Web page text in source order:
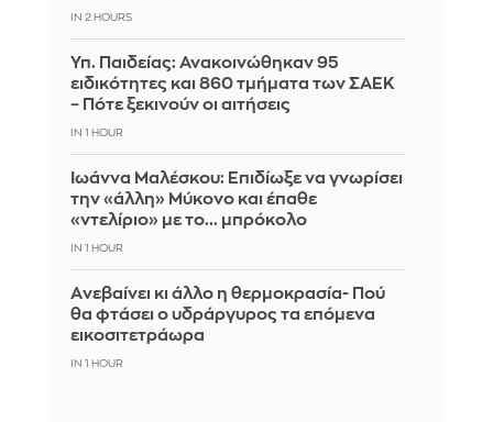
IN 2 HOURS
Υπ. Παιδείας: Ανακοινώθηκαν 95
ειδικότητες και 860 τμήματα των ΣΑΕΚ
– Πότε ξεκινούν οι αιτήσεις
IN 1 HOUR
Ιωάννα Μαλέσκου: Επιδίωξε να γνωρίσει
την «άλλη» Μύκονο και έπαθε
«ντελίριο» με το... μπρόκολο
IN 1 HOUR
Aνεβαίνει κι άλλο η θερμοκρασία- Πού
θα φτάσει ο υδράργυρος τα επόμενα
εικοσιτετράωρα
IN 1 HOUR